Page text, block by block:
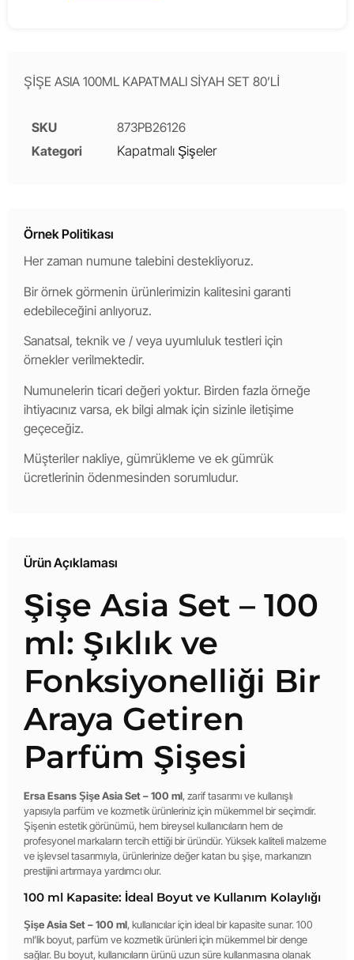
ŞİŞE ASIA 100ML KAPATMALI SİYAH SET 80’Lİ
SKU
873PB26126
Kategori
Kapatmalı Şişeler
Örnek Politikası
Her zaman numune talebini destekliyoruz.
Bir örnek görmenin ürünlerimizin kalitesini garanti
edebileceğini anlıyoruz.
Sanatsal, teknik ve / veya uyumluluk testleri için
örnekler verilmektedir.
Numunelerin ticari değeri yoktur. Birden fazla örneğe
ihtiyacınız varsa, ek bilgi almak için sizinle iletişime
geçeceğiz.
Müşteriler nakliye, gümrükleme ve ek gümrük
ücretlerinin ödenmesinden sorumludur.
Ürün Açıklaması
Şişe Asia Set – 100
ml: Şıklık ve
Fonksiyonelliği Bir
Araya Getiren
Parfüm Şişesi
Ersa Esans Şişe Asia Set – 100 ml, zarif tasarımı ve kullanışlı
yapısıyla parfüm ve kozmetik ürünleriniz için mükemmel bir seçimdir.
Şişenin estetik görünümü, hem bireysel kullanıcıların hem de
profesyonel markaların tercih ettiği bir üründür. Yüksek kaliteli malzeme
ve işlevsel tasarımıyla, ürünlerinize değer katan bu şişe, markanızın
prestijini artırmaya yardımcı olur.
100 ml Kapasite: İdeal Boyut ve Kullanım Kolaylığı
Şişe Asia Set – 100 ml, kullanıcılar için ideal bir kapasite sunar. 100
ml’lik boyut, parfüm ve kozmetik ürünleri için mükemmel bir denge
sağlar. Bu boyut, kullanıcıların ürünü uzun süre kullanmasına olanak